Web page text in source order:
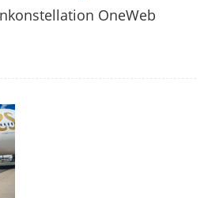
OneWeb